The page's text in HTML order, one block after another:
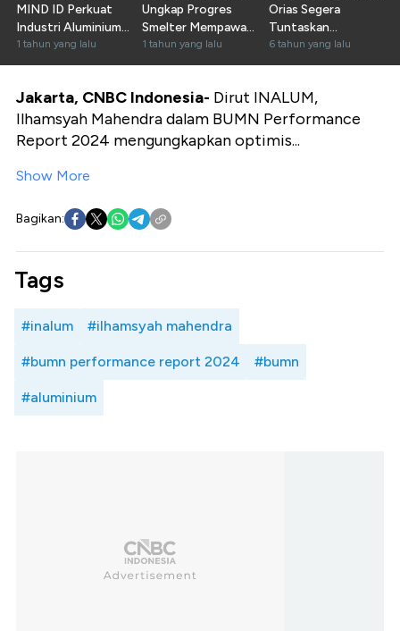
MIND ID Perkuat
Industri Aluminium
RI
1 tahun yang lalu
Ungkap Progres
Smelter Mempawah
& Bisnis Aluminium
1 tahun yang lalu
Orias Segera
Tuntaskan
Divestasi Vale
6 tahun yang lalu
Jakarta, CNBC Indonesia- Dirut INALUM,
Ilhamsyah Mahendra dalam BUMN Performance
Report 2024 mengungkapkan optimis...
Show More
Bagikan:
Tags
#inalum #ilhamsyah mahendra
#bumn performance report 2024 #bumn
#aluminium